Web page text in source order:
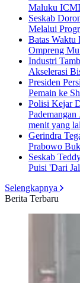
Maluku ICMI
Seskab
Melalui
Batas
Ompreng
Industri
Akselerasi
Presiden
Pemain ke
Polisi Kejar
menit yang
Gerindra
Prabowo
Seskab
Puisi 'Dari
Selengkapnya
Berita Terbaru